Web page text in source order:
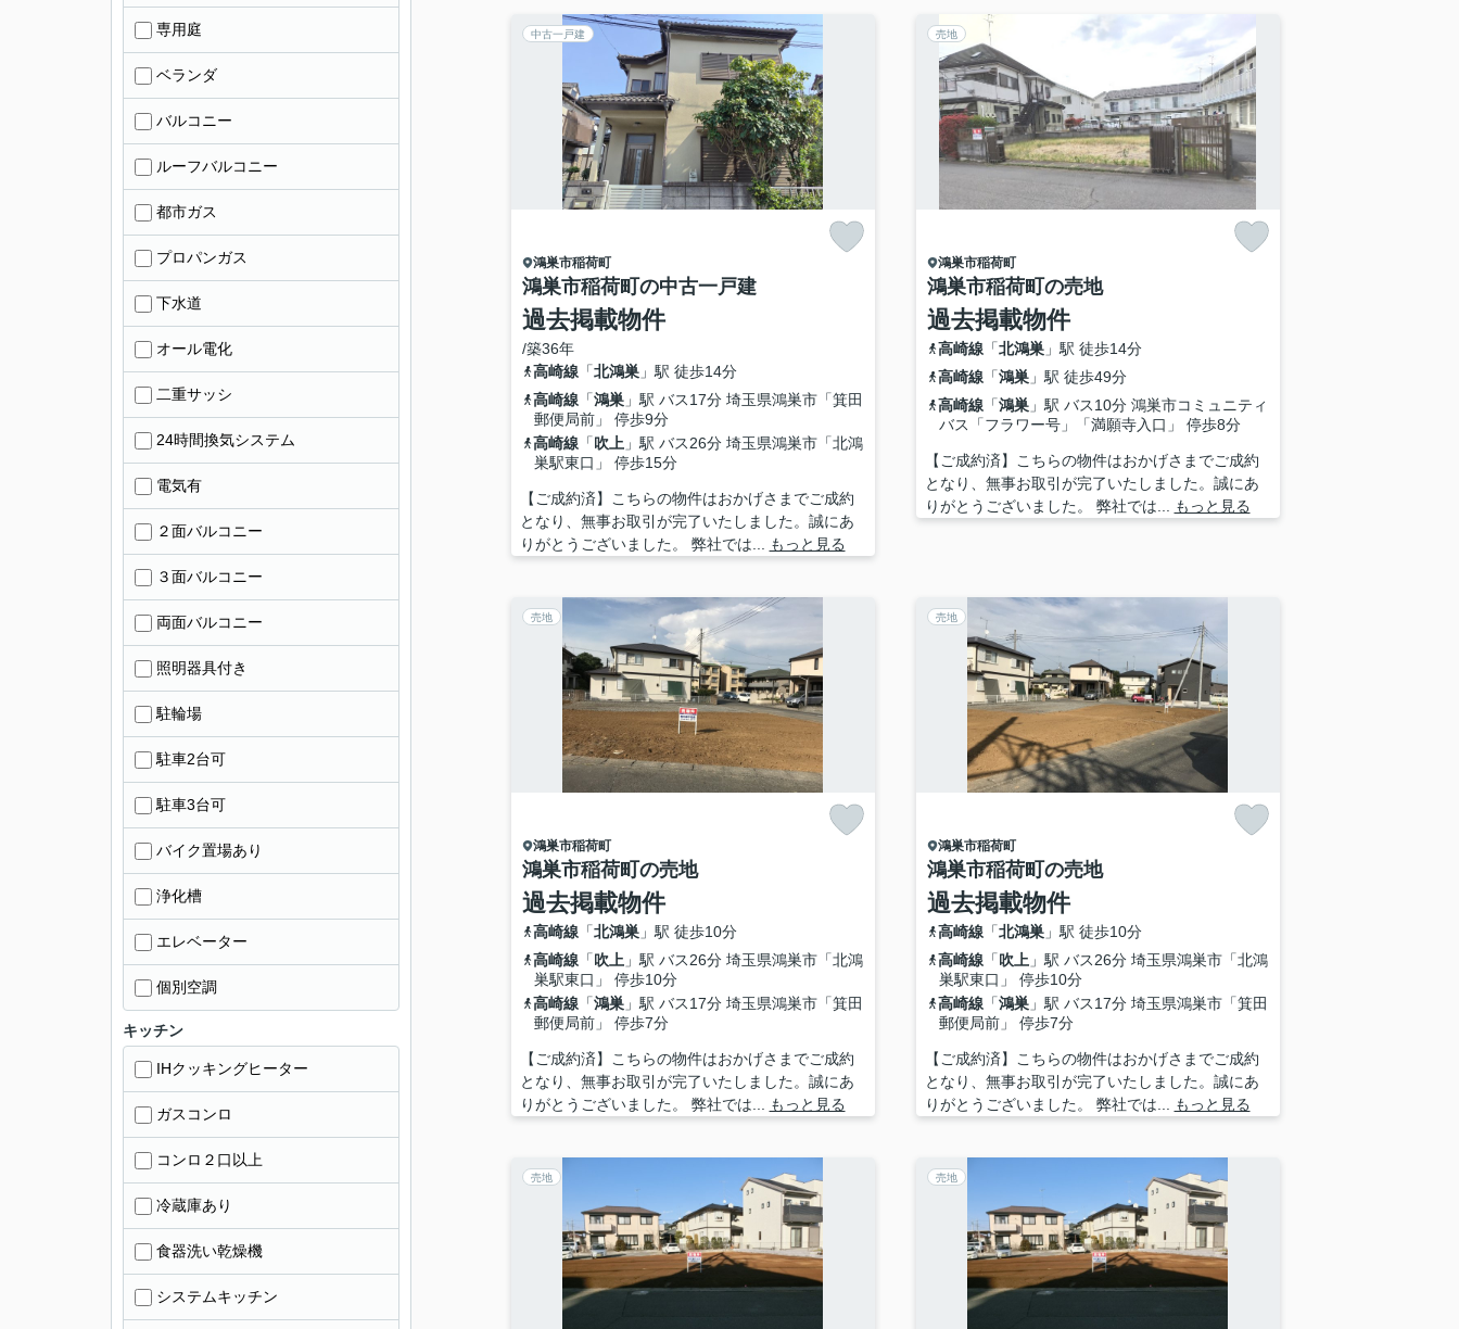
中古一戸建
鴻巣市稲荷町
鴻巣市稲荷町の中古一戸建
過去掲載物件
/築36年
高崎線「北鴻巣」駅 徒歩14分
高崎線「鴻巣」駅 バス17分 埼玉県鴻巣市「箕田
郵便局前」 停歩9分
高崎線「吹上 」駅 バス26分 埼玉県鴻巣市「北鴻
巣駅東口」 停歩15分
【ご成約済】こちらの物件はおかげさまでご成約
となり、無事お取引が完了いたしました。誠にあ
りがとうございました。 弊社では...
もっと見る
売地
鴻巣市稲荷町
鴻巣市稲荷町の売地
過去掲載物件
高崎線「北鴻巣」駅 徒歩14分
高崎線「鴻巣」駅 徒歩49分
高崎線「鴻巣」駅 バス10分 鴻巣市コミュニティ
バス「フラワー号」「満願寺入口」 停歩8分
【ご成約済】こちらの物件はおかげさまでご成約
となり、無事お取引が完了いたしました。誠にあ
りがとうございました。 弊社では...
もっと見る
売地
鴻巣市稲荷町
鴻巣市稲荷町の売地
過去掲載物件
高崎線「北鴻巣」駅 徒歩10分
高崎線「吹上 」駅 バス26分 埼玉県鴻巣市「北鴻
巣駅東口」 停歩10分
高崎線「鴻巣」駅 バス17分 埼玉県鴻巣市「箕田
郵便局前」 停歩7分
【ご成約済】こちらの物件はおかげさまでご成約
となり、無事お取引が完了いたしました。誠にあ
りがとうございました。 弊社では...
もっと見る
売地
鴻巣市稲荷町
鴻巣市稲荷町の売地
過去掲載物件
高崎線「北鴻巣」駅 徒歩10分
高崎線「吹上 」駅 バス26分 埼玉県鴻巣市「北鴻
巣駅東口」 停歩10分
高崎線「鴻巣」駅 バス17分 埼玉県鴻巣市「箕田
郵便局前」 停歩7分
【ご成約済】こちらの物件はおかげさまでご成約
となり、無事お取引が完了いたしました。誠にあ
りがとうございました。 弊社では...
もっと見る
売地 売地
専用庭
ベランダ
バルコニー
ルーフバルコニー
都市ガス
プロパンガス
下水道
オール電化
二重サッシ
24時間換気システム
電気有
２面バルコニー
３面バルコニー
両面バルコニー
照明器具付き
駐輪場
駐車2台可
駐車3台可
バイク置場あり
浄化槽
エレベーター
個別空調
キッチン
IHクッキングヒーター
ガスコンロ
コンロ２口以上
冷蔵庫あり
食器洗い乾燥機
システムキッチン